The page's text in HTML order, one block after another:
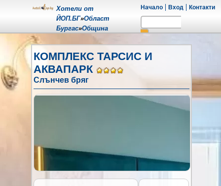
Начало Вход Контакти
Хотели от
ЙОП.БГ»Област
Бургас»Община
Морки курорт
бряг
»КОМПЛЕКС
ТАРСИС И АКВАПАРК
КОМПЛЕКС ТАРСИС И
АКВАПАРК
Слънчев бряг